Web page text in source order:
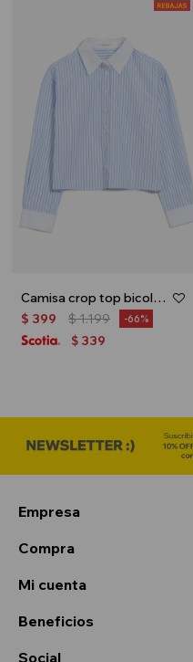
Camisa crop top bicolor - Celeste
$ 399 $1.199 66
$ 339
Empresa
Compra
Mi cuenta
Beneficios
Social